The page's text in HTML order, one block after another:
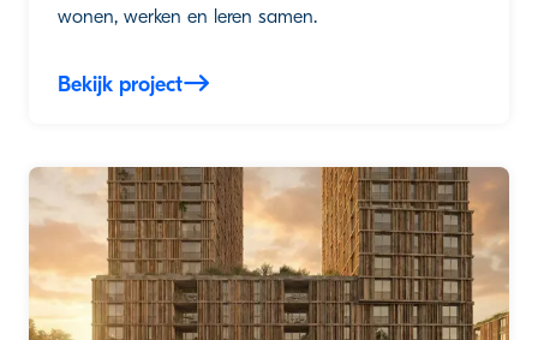
wonen, werken en leren samen.
Bekijk project